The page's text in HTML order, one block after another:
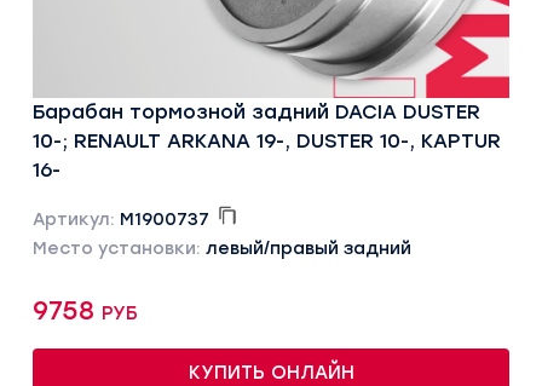
Барабан тормозной задний DACIA DUSTER
10-; RENAULT ARKANA 19-, DUSTER 10-, KAPTUR
16-
Артикул: M1900737
Место установки: левый/правый задний
9758 руб
КУПИТЬ ОНЛАЙН